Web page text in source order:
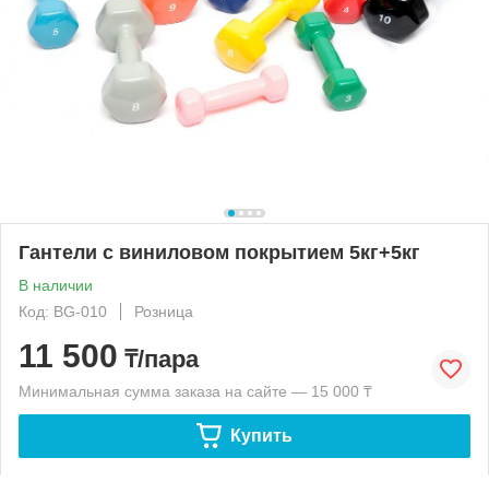
Гантели с виниловом покрытием 5кг+5кг
В наличии
Код: BG-010
Розница
11 500 ₸/пара
Минимальная сумма заказа на сайте — 15 000 ₸
Купить